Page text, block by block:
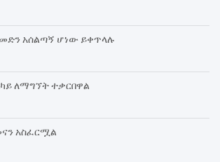
አሰልጣኝ ሆነው ይቀጥላሉ
ለማግኘት ተቃርበዋል
አስፈርሟል